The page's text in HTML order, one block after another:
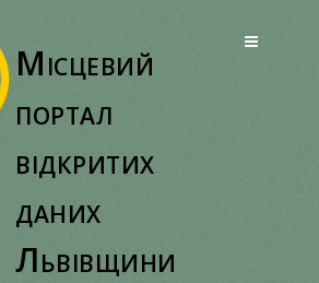
Місцевий
портал
відкритих
даних
Львівщини